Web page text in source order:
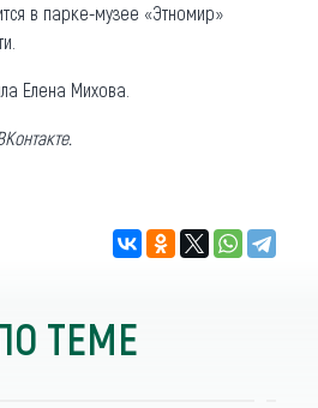
в парке-музее «Этномир»
Елена Михова.
ТЕМЕ